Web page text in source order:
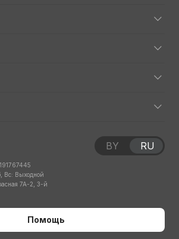
Вс: Выходной
7А-2, 3-й
Помощь
BY RU